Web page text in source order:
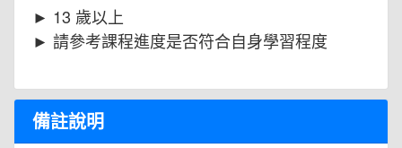
► 13 歲以上
► 請參考課程進度是否符合⾃⾝學習程度
備註說明